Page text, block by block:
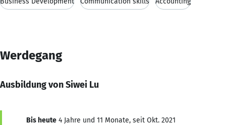
Werdegang
Ausbildung von Siwei Lu
Bis heute 4 Jahre und 11 Monate, seit Okt. 2021